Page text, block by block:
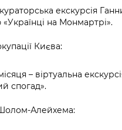
кураторська екскурсія
на Монмартрі».
Києва:
– віртуальна
спогад».
Алейхема: